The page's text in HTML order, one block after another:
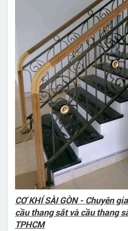
CƠ KHÍ SÀI GÒN - Chuyên
cầu thang sắt và cầu thang
TPHCM